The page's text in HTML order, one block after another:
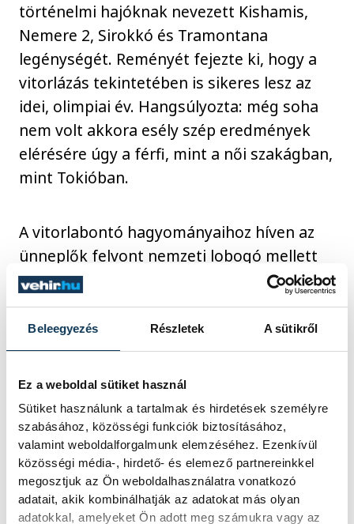
Beleegyezés Részletek A sütikről
Ez a weboldal sütiket használ
Sütiket használunk a tartalmak és hirdetések személyre
szabásához, közösségi funkciók biztosításához,
valamint weboldalforgalmunk elemzéséhez. Ezenkívül
közösségi média-, hirdető- és elemező partnereinkkel
megosztjuk az Ön weboldalhasználatra vonatkozó
adatait, akik kombinálhatják az adatokat más olyan
adatokkal, amelyeket Ön adott meg számukra vagy az
történelmi hajóknak nevezett Kishamis,
Nemere 2, Sirokkó és Tramontana
legénységét. Reményét fejezte ki, hogy a
vitorlázás tekintetében is sikeres lesz az
idei, olimpiai év. Hangsúlyozta: még soha
nem volt akkora esély szép eredmények
elérésére úgy a férfi, mint a női szakágban,
mint Tokióban.
A vitorlabontó hagyományaihoz híven az
ünneplők felvont nemzeti lobogó mellett
megkoszorúzták a Balatont.
GALÉRIA
35 kép
sport ország-világ
vitorlázás
Balatonfüred